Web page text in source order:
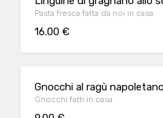
Pasta fresca fatta da noi in casa
16.00 €
Gnocchi al ragù
Gnocchi fatti in casa